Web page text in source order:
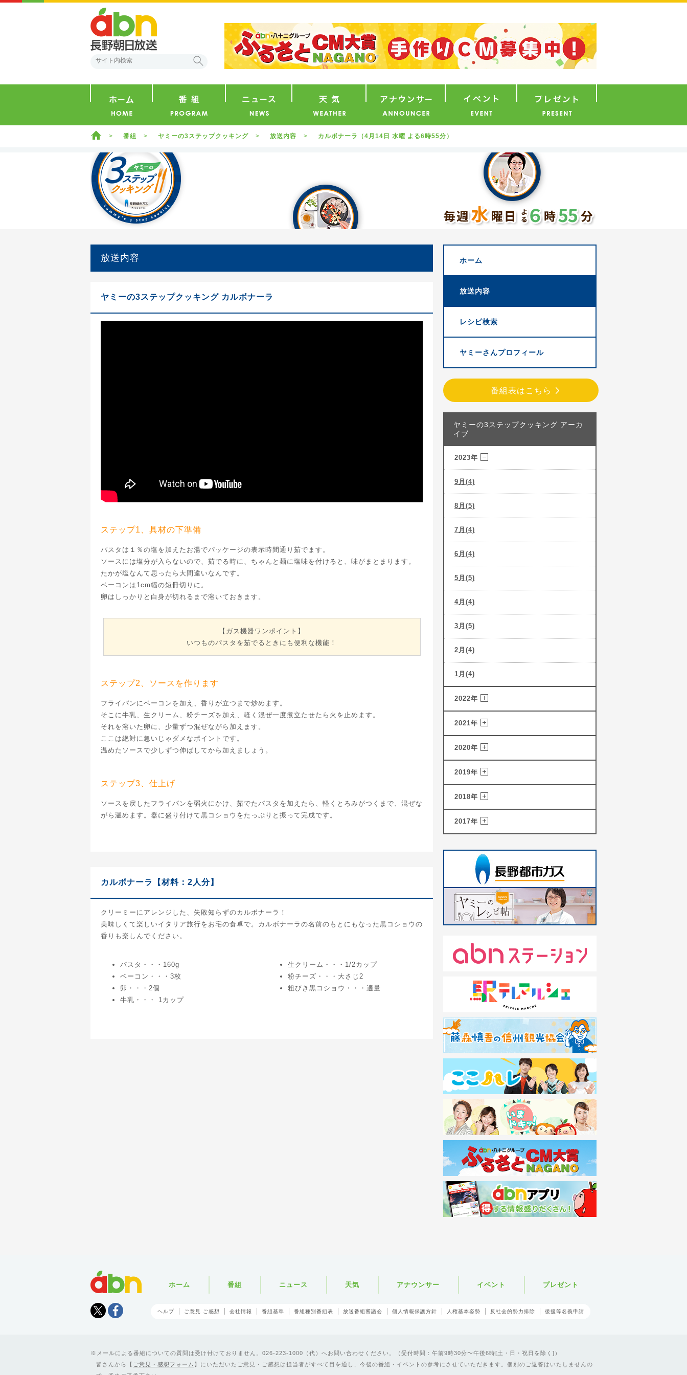
ホーム 番組 ヤミーの3ステップクッキング 放送内容 カルボナーラ（4月14日 水曜 よる6時55分）
放送内容
ヤミーの3ステップクッキング カルボナーラ
ステップ1、具材の下準備
パスタは１％の塩を加えたお湯でパッケージの表示時間通り茹でます。
ソースには塩分が入らないので、茹でる時に、ちゃんと麺に塩味を付けると、味がまとまります。
たかが塩なんて思ったら大間違いなんです。
ベーコンは1cm幅の短冊切りに。
卵はしっかりと白身が切れるまで溶いておきます。
【ガス機器ワンポイント】
いつものパスタを茹でるときにも便利な機能！
ステップ2、ソースを作ります
フライパンにベーコンを加え、香りが立つまで炒めます。
そこに牛乳、生クリーム、粉チーズを加え、軽く混ぜ一度煮立たせたら火を止めます。
それを溶いた卵に、少量ずつ混ぜながら加えます。
ここは絶対に急いじゃダメなポイントです。
温めたソースで少しずつ伸ばしてから加えましょう。
ステップ3、仕上げ
ソースを戻したフライパンを弱火にかけ、茹でたパスタを加えたら、軽くとろみがつくまで、混ぜな
がら温めます。器に盛り付けて黒コショウをたっぷりと振って完成です。
カルボナーラ【材料：2人分】
クリーミーにアレンジした、失敗知らずのカルボナーラ！
美味しくて楽しいイタリア旅行をお宅の食卓で。カルボナーラの名前のもとにもなった黒コショウの
香りも楽しんでください。
パスタ・・・160g
ベーコン・・・3枚
卵・・・2個
牛乳・・・ 1カップ
生クリーム・・・1/2カップ
粉チーズ・・・大さじ2
粗びき黒コショウ・・・適量
ホーム
放送内容
レシピ検索
ヤミーさんプロフィール
番組表はこちら
ヤミーの3ステップクッキング アーカ
イブ
2023年
9月(4)
8月(5)
7月(4)
6月(4)
5月(5)
4月(4)
3月(5)
2月(4)
1月(4)
2022年
2021年
2020年
2019年
2018年
2017年
Tweet
ホーム 番組 ニュース 天気 アナウンサー イベント プレゼント
ヘルプ ご意見 ご感想 会社情報 番組基準 番組種別番組表 放送番組審議会 個人情報保護方針 人権基本姿勢 反社会的勢力排除 後援等名義申請
メールによる番組についての質問は受け付けておりません。026-223-1000（代）へお問い合わせください。（受付時間：午前9時30分〜午後6時[土・日・祝日を除く]）
皆さんから【 ご意見・感想フォーム 】にいただいたご意見・ご感想は担当者がすべて目を通し、今後の番組・イベントの参考にさせていただきます。個別のご返答はいたしませんの